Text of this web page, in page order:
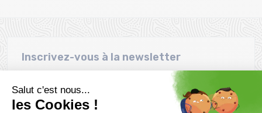
Inscrivez-vous à la newsletter
Envie de profiter des promotions avant tout le monde. Alors
n'attendez plus !
S'inscrire